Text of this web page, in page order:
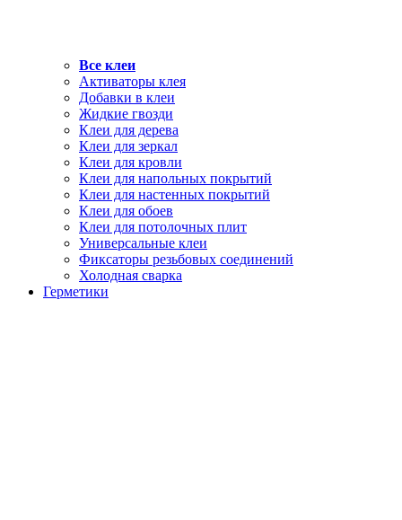
Все клеи
Активаторы клея
Добавки в клеи
Жидкие гвозди
Клеи для дерева
Клеи для зеркал
Клеи для кровли
Клеи для напольных покрытий
Клеи для настенных покрытий
Клеи для обоев
Клеи для потолочных плит
Универсальные клеи
Фиксаторы резьбовых соединений
Холодная сварка
Герметики